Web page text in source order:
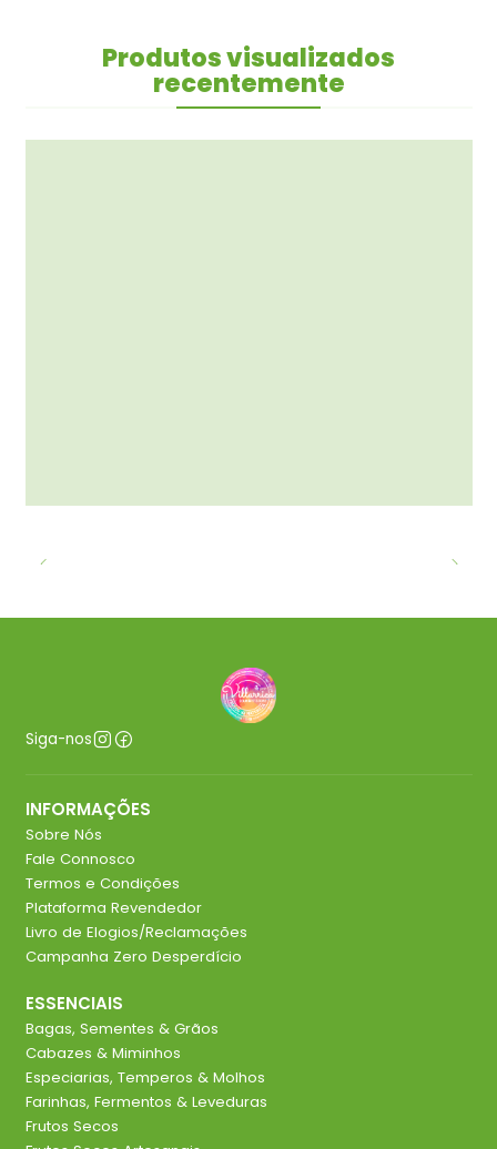
Produtos visualizados
recentemente
Siga-nos
INFORMAÇÕES
Sobre Nós
Fale Connosco
Termos e Condições
Plataforma Revendedor
Livro de Elogios/Reclamações
Campanha Zero Desperdício
ESSENCIAIS
Bagas, Sementes & Grãos
Cabazes & Miminhos
Especiarias, Temperos & Molhos
Farinhas, Fermentos & Leveduras
Frutos Secos